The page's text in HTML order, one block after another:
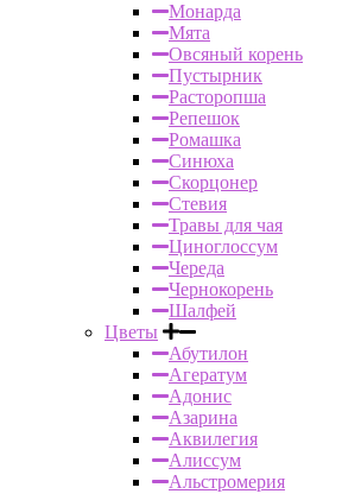
Монарда
Мята
Овсяный корень
Пустырник
Расторопша
Репешок
Ромашка
Синюха
Скорцонер
Стевия
Травы для чая
Циноглоссум
Череда
Чернокорень
Шалфей
Цветы
Абутилон
Агератум
Адонис
Азарина
Аквилегия
Алиссум
Альстромерия